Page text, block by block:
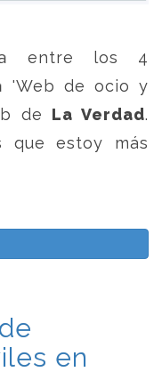
entre los 4
'Web de ocio y
de La Verdad.
que estoy más
en